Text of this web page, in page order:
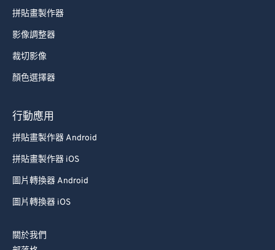
拼貼畫製作器
影像調整器
裁切影像
顏色選擇器
行動應用
拼貼畫製作器 Android
拼貼畫製作器 iOS
圖片轉換器 Android
圖片轉換器 iOS
關於我們